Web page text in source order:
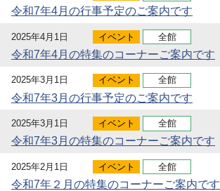
令和7年4月の行事予定のご案内です
2025年4月1日 イベント 全館
令和7年4月の特集のコーナーご案内です
2025年3月1日 イベント 全館
令和7年3月の行事予定のご案内です
2025年3月1日 イベント 全館
令和7年3月の特集のコーナーご案内です
2025年2月1日 イベント 全館
令和7年２月の特集のコーナーご案内です